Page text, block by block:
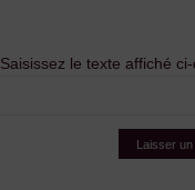
Saisissez le texte affiché